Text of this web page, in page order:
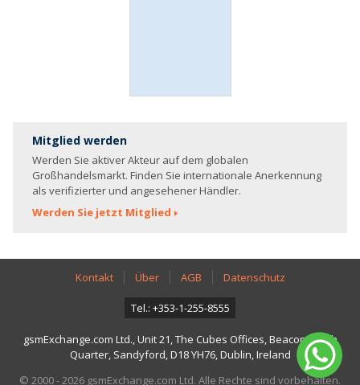
Mitglied werden
Werden Sie aktiver Akteur auf dem globalen
Großhandelsmarkt. Finden Sie internationale Anerkennung
als verifizierter und angesehener Händler.
Werden Sie jetzt Mitglied
Kontakt Über AGB Datenschutz
Tel.: +353-1-255-8555
gsmExchange.com Ltd., Unit 21, The Cubes Offices, Beacon South
Quarter, Sandyford, D18 YH76, Dublin, Ireland
© 2000 - 2026 gsmExchange.com Ltd. Alle Rechte sind vorbehalten.